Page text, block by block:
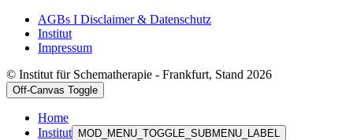
AGBs I Disclaimer & Datenschutz
Institut
Impressum
© Institut für Schematherapie - Frankfurt, Stand 2026
Off-Canvas Toggle
Home
Institut
MOD_MENU_TOGGLE_SUBMENU_LABEL